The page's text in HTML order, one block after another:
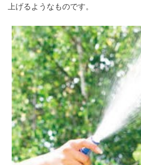
上げるようなものです。